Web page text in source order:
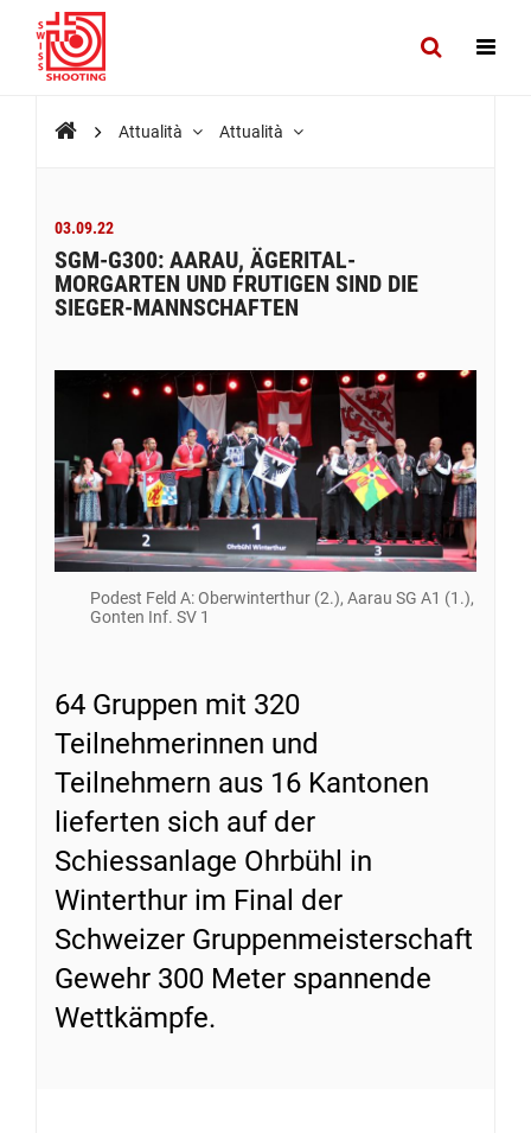
Attualità Attualità
03.09.22
SGM-G300: AARAU, ÄGERITAL-
MORGARTEN UND FRUTIGEN SIND DIE
SIEGER-MANNSCHAFTEN
Podest Feld A: Oberwinterthur (2.), Aarau SG A1 (1.),
Gonten Inf. SV 1
64 Gruppen mit 320
Teilnehmerinnen und
Teilnehmern aus 16 Kantonen
lieferten sich auf der
Schiessanlage Ohrbühl in
Winterthur im Final der
Schweizer Gruppenmeisterschaft
Gewehr 300 Meter spannende
Wettkämpfe.